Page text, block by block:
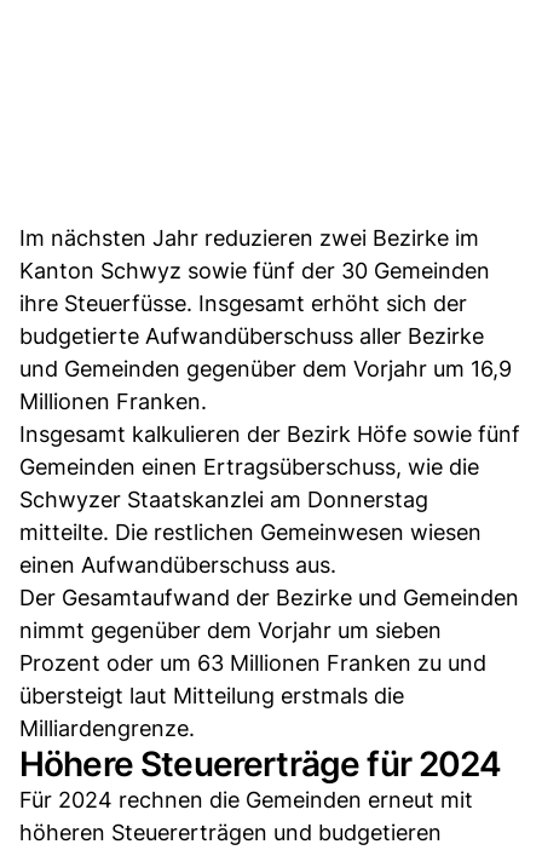
Im nächsten Jahr reduzieren zwei Bezirke im
Kanton Schwyz sowie fünf der 30 Gemeinden
ihre Steuerfüsse. Insgesamt erhöht sich der
budgetierte Aufwandüberschuss aller Bezirke
und Gemeinden gegenüber dem Vorjahr um 16,9
Millionen Franken.
Insgesamt kalkulieren der Bezirk Höfe sowie fünf
Gemeinden einen Ertragsüberschuss, wie die
Schwyzer Staatskanzlei am Donnerstag
mitteilte. Die restlichen Gemeinwesen wiesen
einen Aufwandüberschuss aus.
Der Gesamtaufwand der Bezirke und Gemeinden
nimmt gegenüber dem Vorjahr um sieben
Prozent oder um 63 Millionen Franken zu und
übersteigt laut Mitteilung erstmals die
Milliardengrenze.
Höhere Steuererträge für 2024
Für 2024 rechnen die Gemeinden erneut mit
höheren Steuererträgen und budgetieren